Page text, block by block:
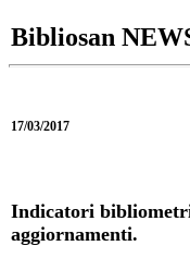
Bibliosan
17/03/2017
Indicatori
aggiornamenti.